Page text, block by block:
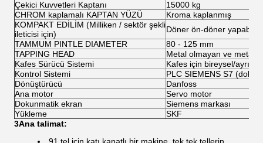
Çekici Kuvvetleri Kaptanı
15000 kg
CHROM kaplamalı KAPTAN YÜZÜ
Kroma kaplanmış
KOMPAKT EDİLİM (Milliken / sektör şekli
ileticisi için)
Döner ön-döner yapabilir
TAMMUM PINTLE DIAMETER
80 - 125 mm
TAPPING HEAD
Metal olmayan ve metal
Kafes Sürücü Sistemi
Kafes için bireysel/ayrı
Kontrol Sistemi
PLC SIEMENS S7
Dönüştürücü
Danfoss
Ana motor
Servo motor
Dokunmatik ekran
Siemens markası
Yükleme
SKF
3Ana talimat: